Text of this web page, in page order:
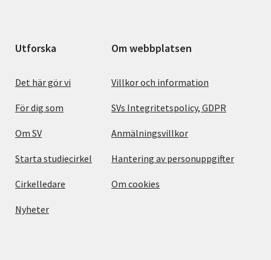
Utforska
Det här gör vi
För dig som
Om SV
Starta studiecirkel
Cirkelledare
Nyheter
Om webbplatsen
Villkor och information
SVs Integritetspolicy, GDPR
Anmälningsvillkor
Hantering av personuppgifter
Om cookies